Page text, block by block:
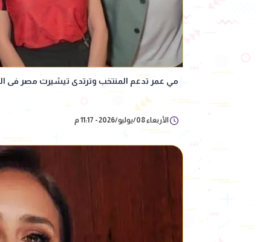
مي عمر تدعم المنتخب وترتدى تيشيرت مصر
الأربعاء 08/يوليو/2026 - 11:17 م